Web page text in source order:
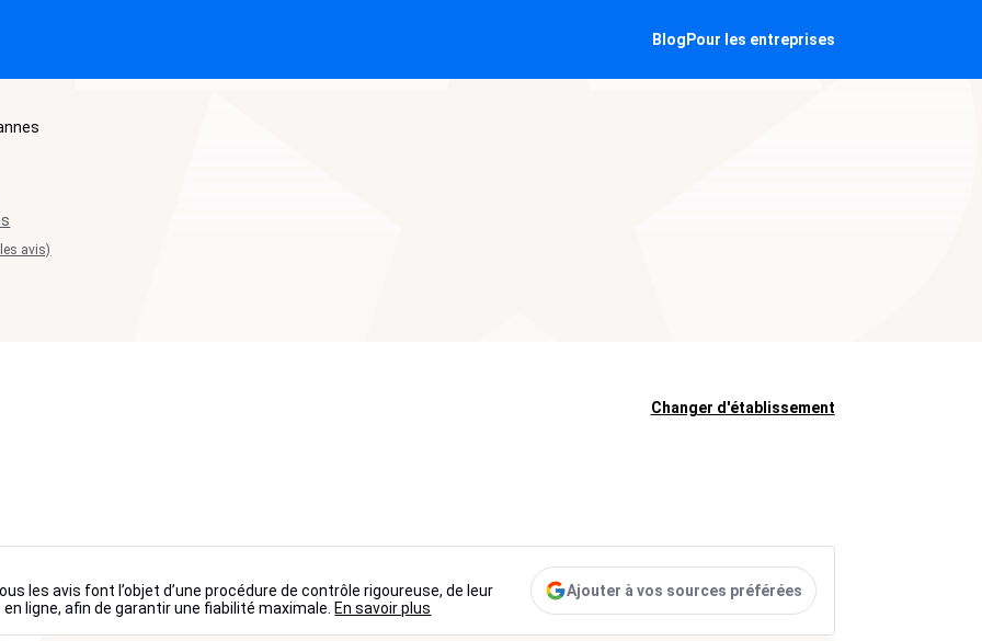
Blog Pour les entreprises
avis)
Changer d'établissement
les avis font l’objet d’une procédure de contrôle rigoureuse, de leur
ligne, afin de garantir une fiabilité maximale. En savoir plus
Ajouter à vos sources préférées